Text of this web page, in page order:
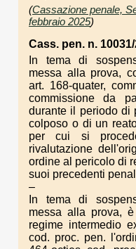
(Cassazione penale,
febbraio 2025)
Cass. pen. n.
In tema di
messa alla prova,
art. 168-quater,
commissione da
durante il periodo di
colposo o di un
per cui si
rivalutazione
ordine al pericolo di
suoi precedenti
–
In tema di
messa alla prova,
regime intermedio
cod. proc. pen.